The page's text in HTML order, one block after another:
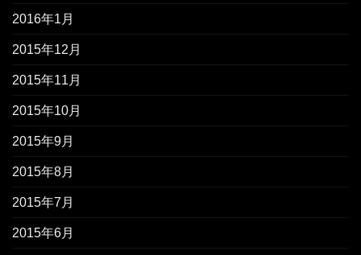
2016年1月
2015年12月
2015年11月
2015年10月
2015年9月
2015年8月
2015年7月
2015年6月